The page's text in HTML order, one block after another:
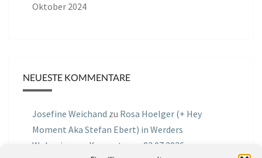
Oktober 2024
NEUESTE KOMMENTARE
Josefine Weichand zu Rosa Hoelger (+ Hey
Moment Aka Stefan Ebert) in Werders
Wohnzimmer Konzerte am 03.07.2026